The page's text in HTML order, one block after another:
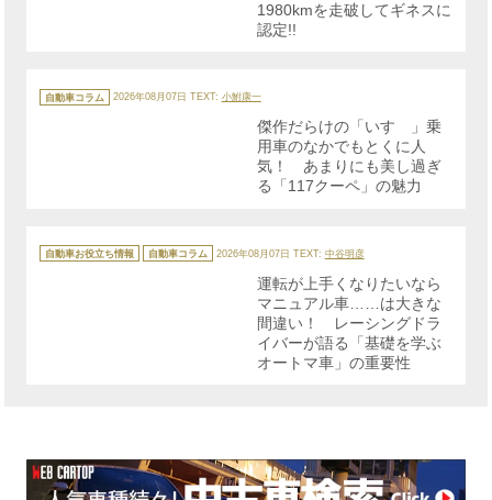
1980kmを走破してギネスに
認定!!
テ
ゴ
自動車コラム 2026年08月07日 TEXT: 小鮒康一
傑作だらけの「いすゞ」乗
用車のなかでもとくに人
気！ あまりにも美し過ぎ
る「117クーペ」の魅力
テ
ゴ
自動車お役立ち情報 自動車コラム 2026年08月07日 TEXT: 中谷明彦
運転が上手くなりたいなら
マニュアル車……は大きな
間違い！ レーシングドラ
イバーが語る「基礎を学ぶ
オートマ車」の重要性